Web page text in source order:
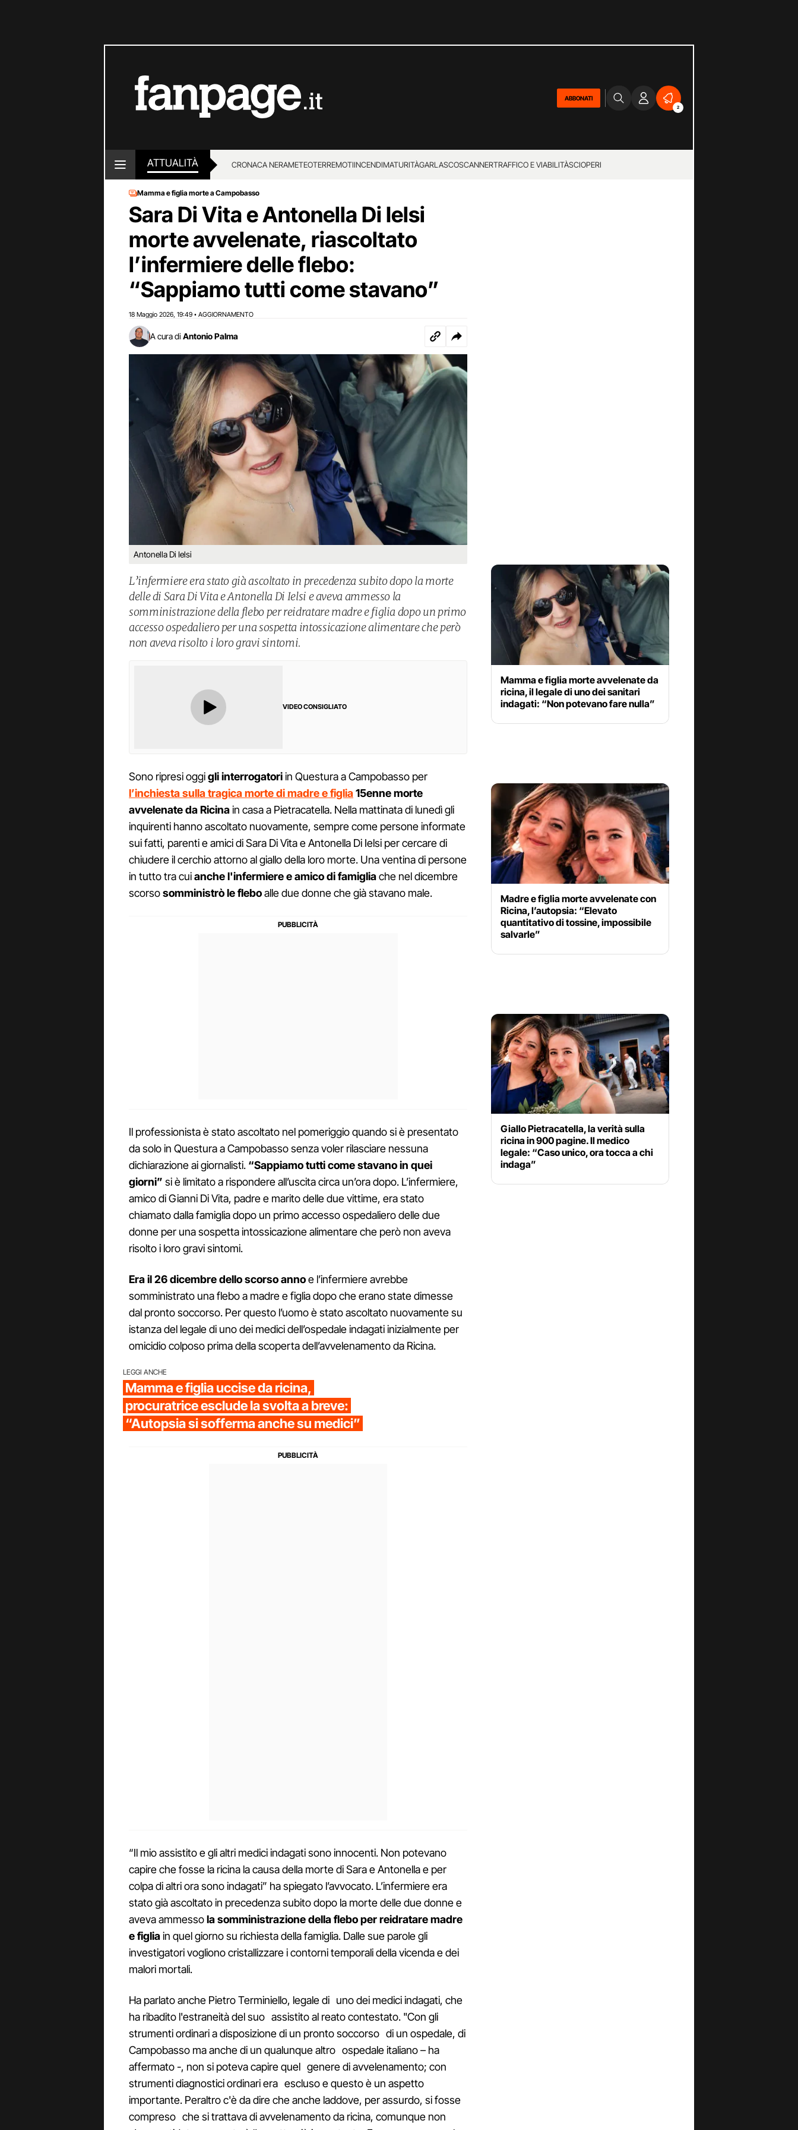
ABBONATI
2
ATTUALITÀ CRONACA NERAMETEOTERREMOTIINCENDIMATURITÀGARLASCOSCANNERTRAFFICO E VIABILITÀSCIOPERI
LOTTO E SUPERENALOTTO
Mamma e figlia morte a Campobasso
Sara Di Vita e Antonella Di Ielsi
morte avvelenate, riascoltato
l’infermiere delle flebo:
“Sappiamo tutti come stavano”
18 Maggio 2026 19:49 • AGGIORNAMENTO
A cura di Antonio Palma
Antonella Di Ielsi
L’infermiere era stato già ascoltato in precedenza subito dopo la morte
delle di Sara Di Vita e Antonella Di Ielsi e aveva ammesso la
somministrazione della flebo per reidratare madre e figlia dopo un primo
accesso ospedaliero per una sospetta intossicazione alimentare che però
non aveva risolto i loro gravi sintomi.
VIDEO CONSIGLIATO
Sono ripresi oggigli interrogatoriin Questura a Campobasso per
l’inchiesta sulla tragica morte di madre e figlia15enne morte
avvelenate da Ricinain casa a Pietracatella. Nella mattinata di lunedì gli
inquirenti hanno ascoltato nuovamente, sempre come persone informate
sui fatti, parenti e amici di Sara Di Vita e Antonella Di Ielsi per cercare di
chiudere il cerchio attorno al giallo della loro morte. Una ventina di persone
in tutto tra cuianche l'infermiere e amico di famigliache nel dicembre
scorsosomministrò le fleboalle due donne che già stavano male.
Il professionista è stato ascoltato nel pomeriggio quando si è presentato
da solo in Questura a Campobasso senza voler rilasciare nessuna
dichiarazione ai giornalisti. “Sappiamo tutti come stavano in quei
giorni” si è limitato a rispondere all’uscita circa un’ora dopo. L’infermiere,
amico di Gianni Di Vita, padre e marito delle due vittime, era stato
chiamato dalla famiglia dopo un primo accesso ospedaliero delle due
donne per una sospetta intossicazione alimentare che però non aveva
risolto i loro gravi sintomi.
Era il 26 dicembre dello scorso annoe l’infermiere avrebbe
somministrato una flebo a madre e figlia dopo che erano state dimesse
dal pronto soccorso. Per questo l’uomo è stato ascoltato nuovamente su
istanza del legale di uno dei medici dell’ospedale indagati inizialmente per
omicidio colposo prima della scoperta dell’avvelenamento da Ricina.
LEGGI ANCHE
Mamma e figlia uccise da ricina,
procuratrice esclude la svolta a breve:
“Autopsia si sofferma anche su medici”
“Il mio assistito e gli altri medici indagati sono innocenti. Non potevano
capire che fosse la ricina la causa della morte di Sara e Antonella e per
colpa di altri ora sono indagati” ha spiegato l’avvocato. L’infermiere era
stato già ascoltato in precedenza subito dopo la morte delle due donne e
aveva ammessola somministrazione della flebo per reidratare madre
e figliain quel giorno su richiesta della famiglia. Dalle sue parole gli
investigatori vogliono cristallizzare i contorni temporali della vicenda e dei
malori mortali.
Ha parlato anche Pietro Terminiello, legale di uno dei medici indagati, che
ha ribadito l'estraneità del suo assistito al reato contestato. "Con gli
strumenti ordinari a disposizione di un pronto soccorso di un ospedale, di
Campobasso ma anche di un qualunque altro ospedale italiano – ha
affermato -, non si poteva capire quel genere di avvelenamento; con
strumenti diagnostici ordinari era escluso e questo è un aspetto
importante. Peraltro c'è da dire che anche laddove, per assurdo, si fosse
compreso che si trattava di avvelenamento da ricina, comunque non
Mamma e figlia morte avvelenate da
ricina, il legale di uno dei sanitari
indagati: “Non potevano fare nulla”
Madre e figlia morte avvelenate con
Ricina, l’autopsia: “Elevato
quantitativo di tossine, impossibile
salvarle”
Giallo Pietracatella, la verità sulla
ricina in 900 pagine. Il medico
legale: “Caso unico, ora tocca a chi
indaga”